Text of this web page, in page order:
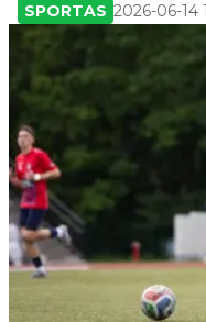
SPORTAS 2026-06-14